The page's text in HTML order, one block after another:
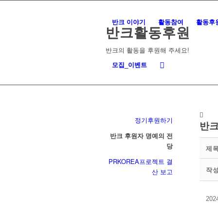
반크 이야기 활동참여 활동후
모집_이벤트
반크활동후원
반크의 활동을 후원해 주세요!
정기후원하기
반크 후원자 명예의 전
당
PRKOREA프로젝트 결
산 보고
반
제
작